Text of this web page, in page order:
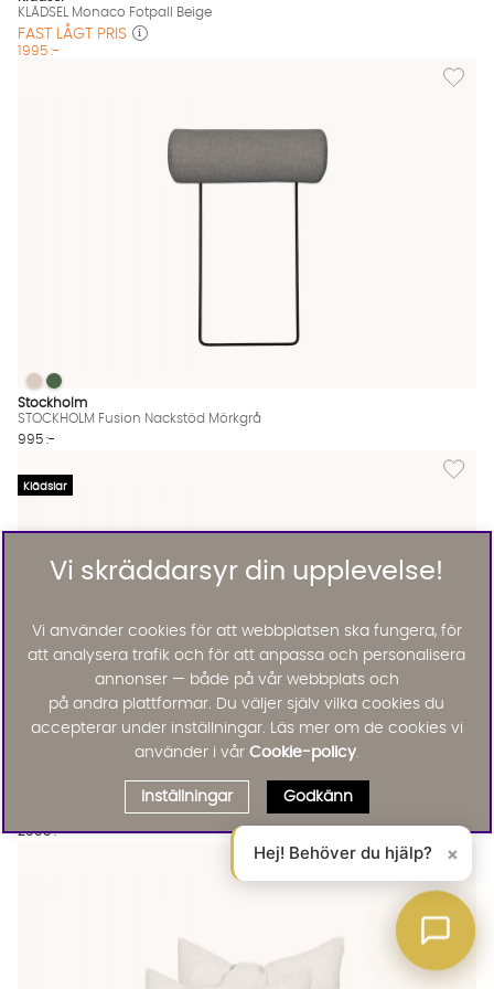
KLÄDSEL Monaco Fotpall Beige
FAST LÅGT PRIS
1995 :-
Lägg
STOCKHOLM Fusion Nackstöd Mörkgrå Finns även i dessa
STOCKHOLM Fusion Nackstöd Mörkgrå
STOCKHOLM Fusion Nackstöd Mörkgrå
Stockholm
STOCKHOLM Fusion Nackstöd Mörkgrå
995 :-
Klädslar
Lägg
KLÄDSEL Monaco Premium Fåtölj Vit Finns även i dessa färger:
KLÄDSEL Monaco Premium Fåtölj Vit
KLÄDSEL Monaco Premium Fåtölj Vit
KLÄDSEL Monaco Premium Fåtölj Vit
2995 :-
Lägg
Vi skräddarsyr din upplevelse!
Vi använder cookies för att webbplatsen ska fungera, för
att analysera trafik och för att anpassa och personalisera
annonser — både på vår webbplats och
på andra plattformar. Du väljer själv vilka cookies du
accepterar under inställningar. Läs mer om de cookies vi
använder i vår Cookie-policy.
Inställningar Godkänn
Hej! Behöver du hjälp? ×